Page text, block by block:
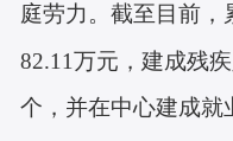
庭劳力。截至目前，
82.11万元，建成残
个，并在中心建成就